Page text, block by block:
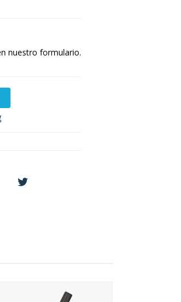
nuestro formulario.